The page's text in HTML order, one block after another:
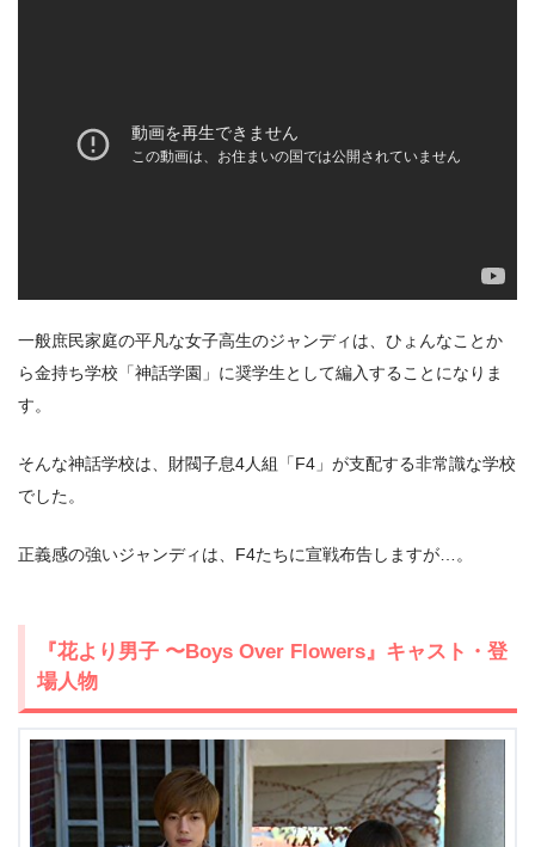
＼＼31日間無料!!お試し解約もOK／／
今すぐ無料でU-NEXTで見る
一般庶民家庭の平凡な女子高生のジャンディは、ひょんなことか
ら金持ち学校「神話学園」に奨学生として編入することになりま
す。
そんな神話学校は、財閥子息4人組「F4」が支配する非常識な学校
でした。
正義感の強いジャンディは、F4たちに宣戦布告しますが…。
『花より男子 〜Boys Over Flowers』キャスト・登
場人物